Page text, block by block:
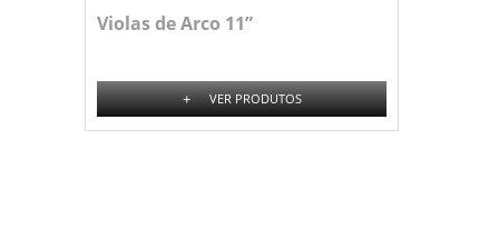
Violas de Arco 11”
+ VER PRODUTOS